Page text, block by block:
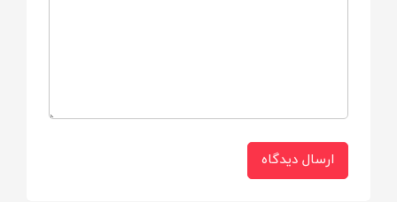
(Hypoallergenic Fabric)
🔹 نوع بافت
ارسال دیدگاه